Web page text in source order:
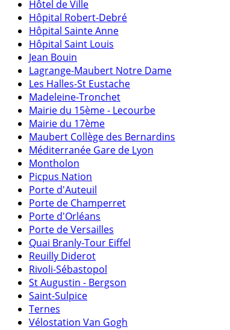
Hôtel de Ville
Hôpital Robert-Debré
Hôpital Sainte Anne
Hôpital Saint Louis
Jean Bouin
Lagrange-Maubert Notre Dame
Les Halles-St Eustache
Madeleine-Tronchet
Mairie du 15ème - Lecourbe
Mairie du 17ème
Maubert Collège des Bernardins
Méditerranée Gare de Lyon
Montholon
Picpus Nation
Porte d'Auteuil
Porte de Champerret
Porte d'Orléans
Porte de Versailles
Quai Branly-Tour Eiffel
Reuilly Diderot
Rivoli-Sébastopol
St Augustin - Bergson
Saint-Sulpice
Ternes
Vélostation Van Gogh